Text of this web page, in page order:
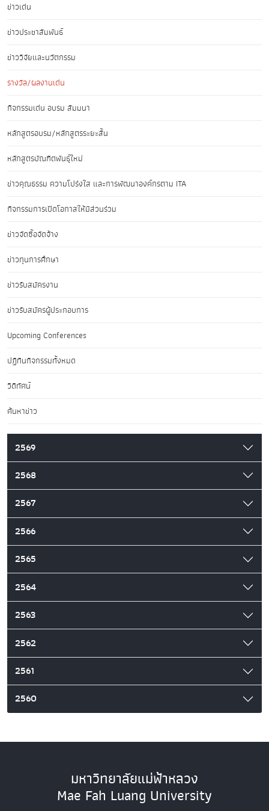
ข่าวเด่น
ข่าวประชาสัมพันธ์
ข่าววิจัยและนวัตกรรม
รางวัล/ผลงานเด่น
กิจกรรมเด่น อบรม สัมมนา
หลักสูตรอบรม/หลักสูตรระยะสั้น
หลักสูตรบัณฑิตพันธุ์ใหม่
ข่าวคุณธรรม ความโปร่งใส และการพัฒนาองค์กรตาม ITA
กิจกรรมการเปิดโอกาสให้มีส่วนร่วม
ข่าวจัดซื้อจัดจ้าง
ข่าวทุนการศึกษา
ข่าวรับสมัครงาน
ข่าวรับสมัครผู้ประกอบการ
Upcoming Conferences
ปฏิทินกิจกรรมทั้งหมด
วิดีทัศน์
ค้นหาข่าว
2569
2568
2567
2566
2565
2564
2563
2562
2561
2560
มหาวิทยาลัยแม่ฟ้าหลวง
Mae Fah Luang University